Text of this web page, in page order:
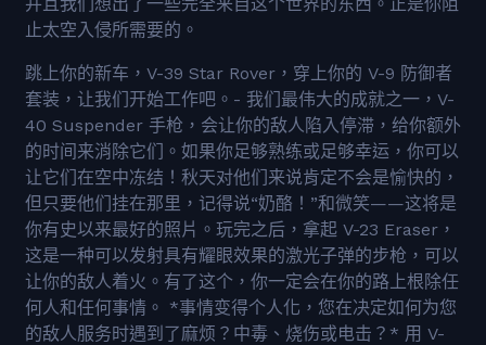
止太空入侵所需要的。
跳上你的新车，V-39 Star Rover，穿上你的 V-9 防御者
套装，让我们开始工作吧。- 我们最伟大的成就之一，V-
40 Suspender 手枪，会让你的敌人陷入停滞，给你额外
的时间来消除它们。如果你足够熟练或足够幸运，你可以
让它们在空中冻结！秋天对他们来说肯定不会是愉快的，
但只要他们挂在那里，记得说“奶酪！”和微笑——这将是
你有史以来最好的照片。玩完之后，拿起 V-23 Eraser，
这是一种可以发射具有耀眼效果的激光子弹的步枪，可以
让你的敌人着火。有了这个，你一定会在你的路上根除任
何人和任何事情。 *事情变得个人化，您在决定如何为您
的敌人服务时遇到了麻烦？中毒、烧伤或电击？* 用 V-